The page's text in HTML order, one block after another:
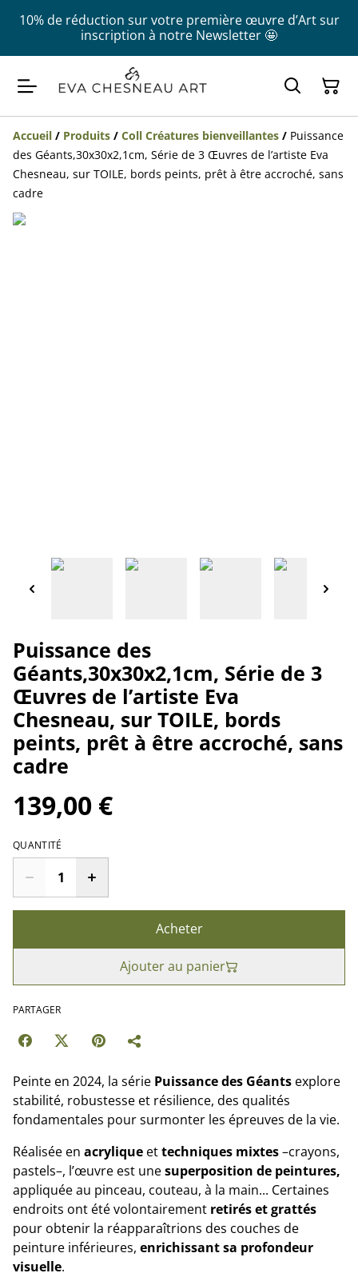
10% de réduction sur votre première œuvre d’Art sur
inscription à notre Newsletter 🤩
Accueil / Produits / Coll Créatures bienveillantes / Puissance
des Géants,30x30x2,1cm, Série de 3 Œuvres de l’artiste Eva
Chesneau, sur TOILE, bords peints, prêt à être accroché, sans
cadre
Puissance des
Géants,30x30x2,1cm, Série de 3
Œuvres de l’artiste Eva
Chesneau, sur TOILE, bords
peints, prêt à être accroché, sans
cadre
139,00 €
QUANTITÉ
Acheter
Ajouter au panier
PARTAGER
Peinte en 2024, la série Puissance des Géants explore
stabilité, robustesse et résilience, des qualités
fondamentales pour surmonter les épreuves de la vie.
Réalisée en acrylique ettechniques mixtes–crayons,
pastels–, l’œuvre est unesuperposition de peintures,
appliquée au pinceau, couteau, à la main... Certaines
endroits ont été volontairement retirés et grattés
pour obtenir la réapparaîtrions des couches de
peinture inférieures, enrichissant sa profondeur
visuelle.